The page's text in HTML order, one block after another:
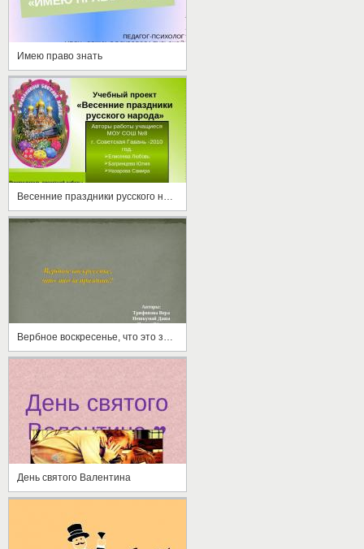
Имею право знать
День святого Валентина